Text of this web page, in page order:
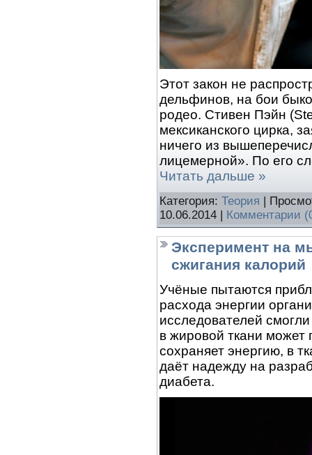
Этот закон не
дельфинов, на бои
родео. Стивен Пэйн
мексиканского цирка,
ничего из
лицемерной». По его
Читать дальше »
Категория: Теория |
10.06.2014
Комментарии
Эксперимент на
сжигания калорий
Учёные пытаются
расхода энергии
исследователей
в жировой ткани может
сохраняет энергию, в
даёт надежду на
диабета.